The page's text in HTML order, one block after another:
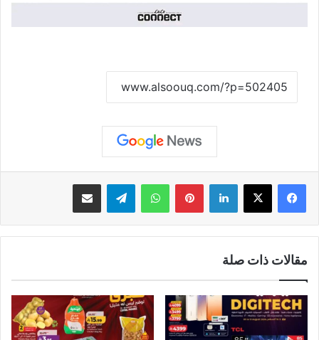
لينكدإن بينتيريستواتساب تيلقرام مشاركة عبر البريد
مقالات ذات صلة